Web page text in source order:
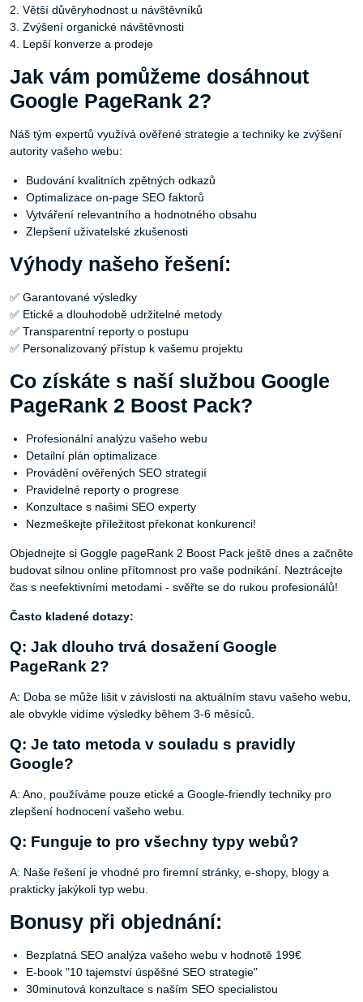
2. Větší důvěryhodnost u návštěvníků
3. Zvýšení organické návštěvnosti
4. Lepší konverze a prodeje
Jak vám pomůžeme dosáhnout
Google PageRank 2?
Náš tým expertů využívá ověřené strategie a techniky ke zvýšení
autority vašeho webu:
Budování kvalitních zpětných odkazů
Optimalizace on-page SEO faktorů
Vytváření relevantního a hodnotného obsahu
Zlepšení uživatelské zkušenosti
Výhody našeho řešení:
✅ Garantované výsledky
✅ Etické a dlouhodobě udržitelné metody
✅ Transparentní reporty o postupu
✅ Personalizovaný přístup k vašemu projektu
Co získáte s naší službou Google
PageRank 2 Boost Pack?
Profesionální analýzu vašeho webu
Detailní plán optimalizace
Provádění ověřených SEO strategií
Pravidelné reporty o progrese
Konzultace s našimi SEO experty
Nezmeškejte příležitost překonat konkurenci!
Objednejte si Goggle pageRank 2 Boost Pack ještě dnes a začněte
budovat silnou online přítomnost pro vaše podnikání. Neztrácejte
čas s neefektivními metodami - svěřte se do rukou profesionálů!
Často kladené dotazy:
Q: Jak dlouho trvá dosažení Google
PageRank 2?
A: Doba se může lišit v závislosti na aktuálním stavu vašeho webu,
ale obvykle vidíme výsledky během 3-6 měsíců.
Q: Je tato metoda v souladu s pravidly
Google?
A: Ano, používáme pouze etické a Google-friendly techniky pro
zlepšení hodnocení vašeho webu.
Q: Funguje to pro všechny typy webů?
A: Naše řešení je vhodné pro firemní stránky, e-shopy, blogy a
prakticky jakýkoli typ webu.
Bonusy při objednání:
Bezplatná SEO analýza vašeho webu v hodnotě 199€
E-book "10 tajemství úspěšné SEO strategie"
30minutová konzultace s naším SEO specialistou